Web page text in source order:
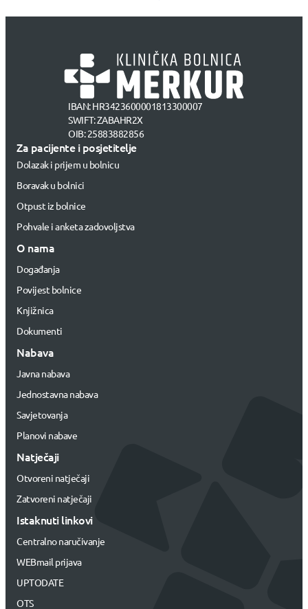
IBAN: HR3423600001813300007
SWIFT: ZABAHR2X
OIB: 25883882856
Za pacijente i posjetitelje
Dolazak i prijem u bolnicu
Boravak u bolnici
Otpust iz bolnice
Pohvale i anketa zadovoljstva
O nama
Događanja
Povijest bolnice
Knjižnica
Dokumenti
Nabava
Javna nabava
Jednostavna nabava
Savjetovanja
Planovi nabave
Natječaji
Otvoreni natječaji
Zatvoreni natječaji
Istaknuti linkovi
Centralno naručivanje
WEBmail prijava
UPTODATE
OTS